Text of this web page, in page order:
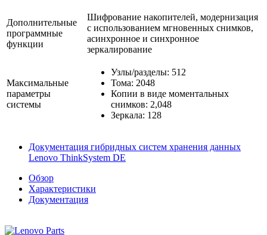
Дополнительные
программные
функции
Шифрование накопителей, модернизация
с использованием мгновенных снимков,
асинхронное и синхронное
зеркалирование
Максимальные
параметры
системы
Узлы/разделы: 512
Тома: 2048
Копии в виде моментальных
снимков: 2,048
Зеркала: 128
Документация гибридных систем хранения данных
Lenovo ThinkSystem DE
Обзор
Характеристики
Документация